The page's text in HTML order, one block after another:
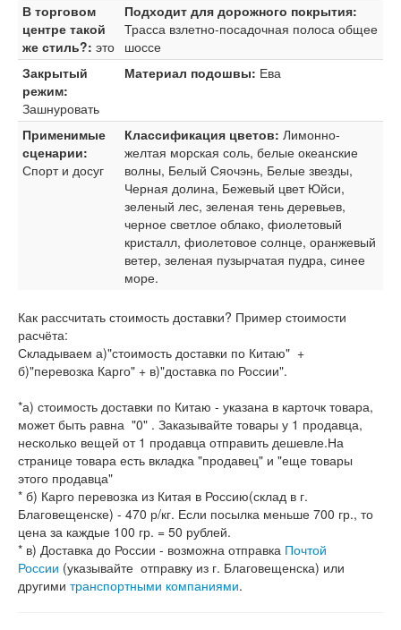
В торговом
центре такой
же стиль?: это
Подходит для дорожного покрытия:
Трасса взлетно-посадочная полоса общее
шоссе
Закрытый
режим:
Зашнуровать
Материал подошвы: Ева
Применимые
сценарии:
Спорт и досуг
Классификация цветов: Лимонно-
желтая морская соль, белые океанские
волны, Белый Сяочэнь, Белые звезды,
Черная долина, Бежевый цвет Юйси,
зеленый лес, зеленая тень деревьев,
черное светлое облако, фиолетовый
кристалл, фиолетовое солнце, оранжевый
ветер, зеленая пузырчатая пудра, синее
море.
Как рассчитать стоимость доставки? Пример стоимости
расчёта:
Складываем а)"стоимость доставки по Китаю" +
б)"перевозка Карго" + в)"доставка по России".
*а) стоимость доставки по Китаю - указана в карточк товара,
может быть равна "0" . Заказывайте товары у 1 продавца,
несколько вещей от 1 продавца отправить дешевле.На
странице товара есть вкладка "продавец" и "еще товары
этого продавца"
* б) Карго перевозка из Китая в Россию(склад в г.
Благовещенске) - 470 р/кг. Если посылка меньше 700 гр., то
цена за каждые 100 гр. = 50 рублей.
* в) Доставка до России - возможна отправка Почтой
России (указывайте отправку из г. Благовещенска) или
другими транспортными компаниями.